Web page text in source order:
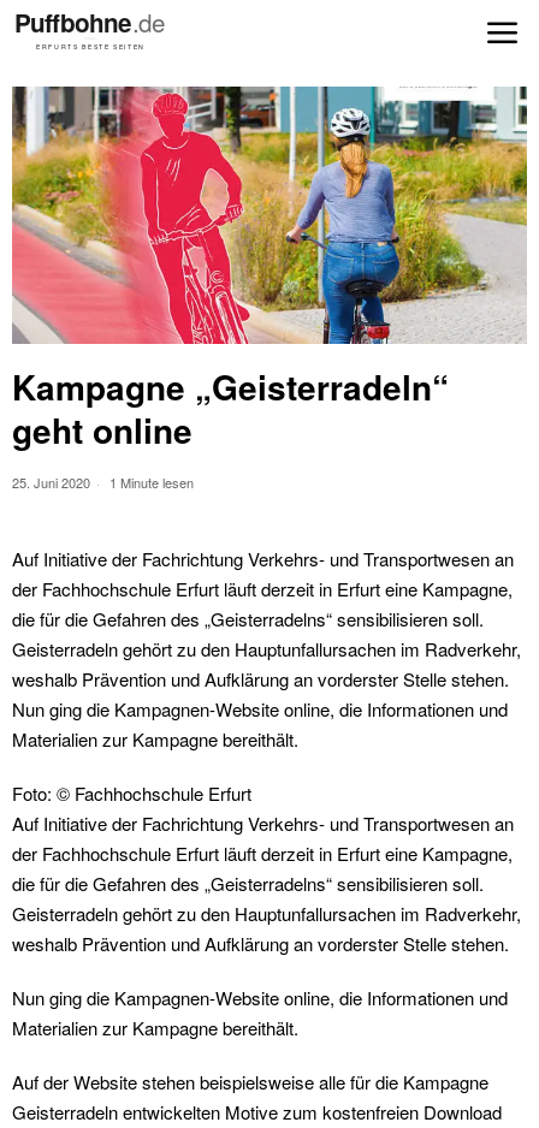
Kampagne „Geisterradeln“
geht online
25. Juni 2020 1 Minute lesen
Auf Initiative der Fachrichtung Verkehrs- und Transportwesen an
der Fachhochschule Erfurt läuft derzeit in Erfurt eine Kampagne,
die für die Gefahren des „Geisterradelns“ sensibilisieren soll.
Geisterradeln gehört zu den Hauptunfallursachen im Radverkehr,
weshalb Prävention und Aufklärung an vorderster Stelle stehen.
Nun ging die Kampagnen-Website online, die Informationen und
Materialien zur Kampagne bereithält.
Foto: © Fachhochschule Erfurt
Auf Initiative der Fachrichtung Verkehrs- und Transportwesen an
der Fachhochschule Erfurt läuft derzeit in Erfurt eine Kampagne,
die für die Gefahren des „Geisterradelns“ sensibilisieren soll.
Geisterradeln gehört zu den Hauptunfallursachen im Radverkehr,
weshalb Prävention und Aufklärung an vorderster Stelle stehen.
Nun ging die Kampagnen-Website online, die Informationen und
Materialien zur Kampagne bereithält.
Auf der Website stehen beispielsweise alle für die Kampagne
Geisterradeln entwickelten Motive zum kostenfreien Download